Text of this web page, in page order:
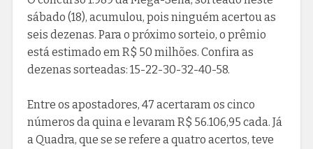
sábado (18), acumulou, pois ninguém acertou as
seis dezenas. Para o próximo sorteio, o prêmio
está estimado em R$ 50 milhões. Confira as
dezenas sorteadas: 15-22-30-32-40-58.
Entre os apostadores, 47 acertaram os cinco
números da quina e levaram R$ 56.106,95 cada. Já
a Quadra, que se se refere a quatro acertos, teve